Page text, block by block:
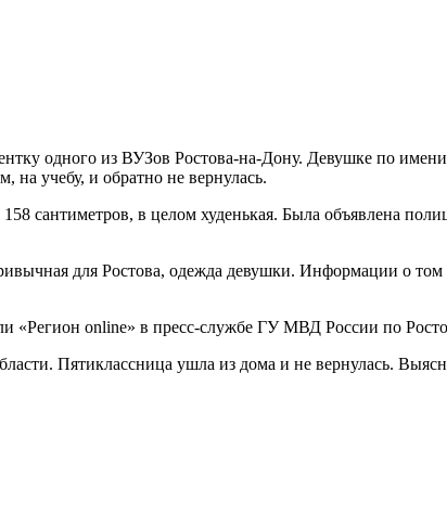
одного из ВУЗов Ростова-на-Дону. Девушке по
на учебу, и обратно не вернулась.
сантиметров, в целом худенькая. Была объявлена
для Ростова, одежда девушки. Информации о том
«Регион online» в пресс-службе ГУ МВД России по
Пятиклассница ушла из дома и не вернулась.